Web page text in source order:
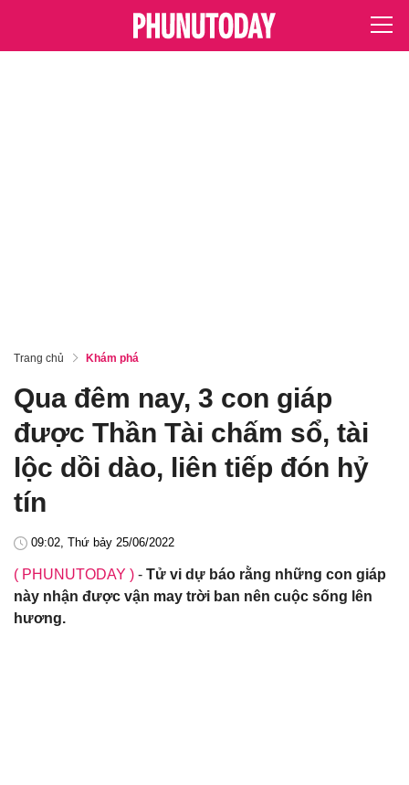
Trang chủ Khám phá
Qua đêm nay, 3 con giáp
được Thần Tài chấm sổ, tài
lộc dồi dào, liên tiếp đón hỷ
tín
09:02, Thứ bảy 25/06/2022
( PHUNUTODAY ) - Tử vi dự báo rằng những con giáp
này nhận được vận may trời ban nên cuộc sống lên
hương.